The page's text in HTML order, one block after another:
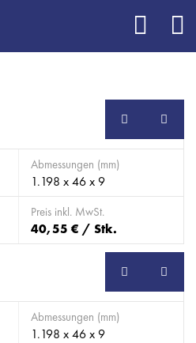
SB
Abmessungen (mm)
1.198 x 46 x 9
Preis inkl. MwSt.
40,55 € / Stk.
SB
Abmessungen (mm)
1.198 x 46 x 9